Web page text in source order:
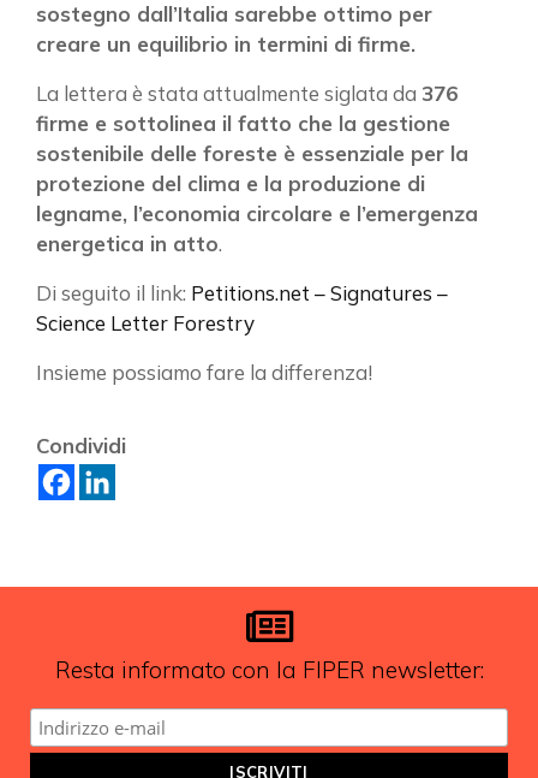
sostegno dall’Italia sarebbe ottimo per
creare un equilibrio in termini di firme.
La lettera è stata attualmente siglata da 376
firme e sottolinea il fatto che la gestione
sostenibile delle foreste è essenziale per la
protezione del clima e la produzione di
legname, l’economia circolare e l’emergenza
energetica in atto.
Di seguito il link: Petitions.net – Signatures –
Science Letter Forestry
Insieme possiamo fare la differenza!
Condividi
Resta informato con la FIPER newsletter:
Vuoi restare in contatto con
FIPER e ricevere notizie e
aggiornamenti?
ISCRIVITI ALLA NEWSLETTER